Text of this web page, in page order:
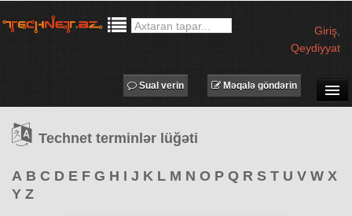
Giriş
Qeydiyyat
Məqalə göndərin
Sual verin
Technet terminlər lüğəti
A B C D E F G H I J K L M N O P Q R S T U V W X
Y Z